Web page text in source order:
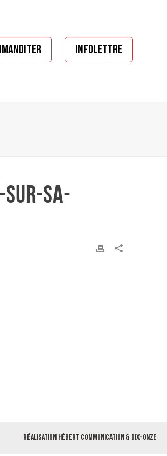
INFOLETTRE
SUR-SA-
Réalisation Hébert Communication & Dix-Onze